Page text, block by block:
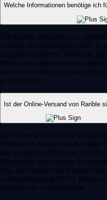
Welche Informationen benötige ich
Um Rarible erfolgreich zu
Adresse des Empfängers und -
Tag oder ein Memo. Etablierte
Ihnen, diese Informationen
aus Ihrem Telefon auszuwählen,
gewährleisten.
Ist der Online-Versand von Rarible
Der Versand von Rarible ist
Plattformen nutzen und bewährte
den Zugriff auf Ihr Konto bei
Plattformen mit strengen
App setzt hierbei auf höchste
Authentifizierung (2FA),
Whitelist für Auszahlungen.